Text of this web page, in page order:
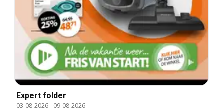
Expert folder
03-08-2026- 09-08-2026